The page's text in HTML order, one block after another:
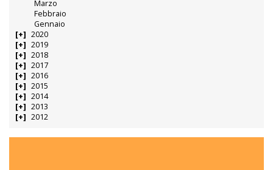
Marzo
Febbraio
Gennaio
2020
2019
2018
2017
2016
2015
2014
2013
2012